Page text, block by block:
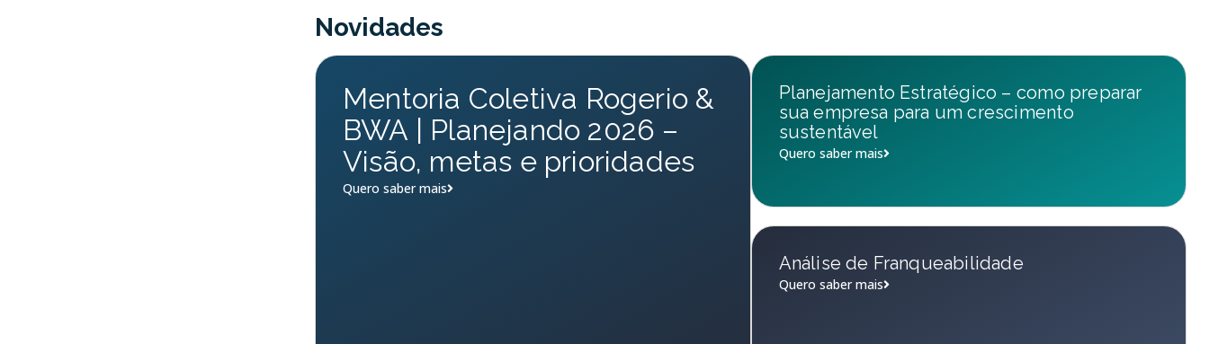
Novidades
Mentoria Coletiva Rogerio &
BWA | Planejando 2026 –
Visão, metas e prioridades
Quero saber mais
Planejamento Estratégico – como preparar
sua empresa para um crescimento
sustentável
Quero saber mais
Análise de Franqueabilidade
Quero saber mais